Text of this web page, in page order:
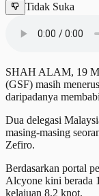
Tidak Suka
SHAH ALAM, 19
(GSF) masih
daripadanya
Dua delegasi
masing-masing
Zefiro.
Berdasarkan portal
Alcyone kini berada
kelajuan 8.2 knot.